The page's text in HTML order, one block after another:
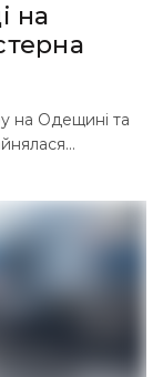
на
на Одещині та